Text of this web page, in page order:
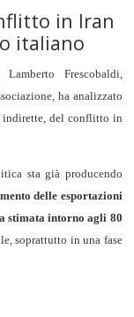
in Iran
italiano
Lamberto Frescobaldi,
ha analizzato
indirette, del conflitto in
sta già producendo
delle esportazioni
stimata intorno agli 80
soprattutto in una fase